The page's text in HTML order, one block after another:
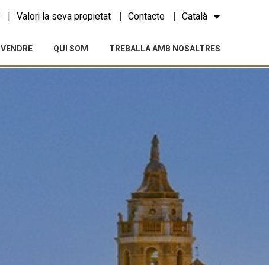
Valori la seva propietat Contacte Català
VENDRE QUI SOM TREBALLA AMB NOSALTRES